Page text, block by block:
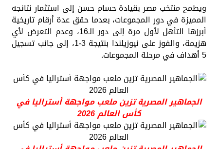
ويطمح منتخب مصر بقيادة حسام حسن إلى استثمار نتائجه
المميزة في دور المجموعات، بعدما حقق عدة أرقام تاريخية
أبرزها التأهل لأول مرة إلى دور الـ16، وعدم التعرض لأي
هزيمة، والفوز على نيوزيلندا بنتيجة 3-1، إلى جانب تسجيل
5 أهداف في مرحلة المجموعات.
الجماهير المصرية تزين ملعب مواجهة أستراليا في
كأس العالم 2026